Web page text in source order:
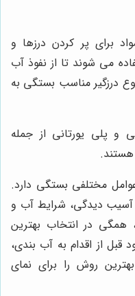
برای پر کردن درزها و
می شوند تا از نفوذ آب
درزگیر مناسب بستگی به
و پلی یورتانی از جمله
هستند.
مختلفی بستگی دارد.
آسیب دیدگی، شرایط آب و
در انتخاب بهترین
از اقدام به آب بندی،
روش را برای نمای